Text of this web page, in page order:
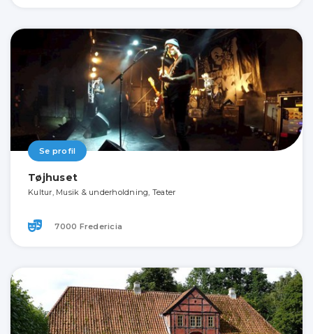
Se profil
Tøjhuset
Kultur, Musik & underholdning, Teater
7000 Fredericia